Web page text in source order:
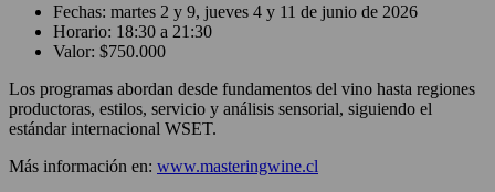
Fechas: martes 2 y 9, jueves 4 y 11 de junio de 2026
Horario: 18:30 a 21:30
Valor: $750.000
Los programas abordan desde fundamentos del vino hasta regiones
productoras, estilos, servicio y análisis sensorial, siguiendo el
estándar internacional WSET.
Más información en: www.masteringwine.cl